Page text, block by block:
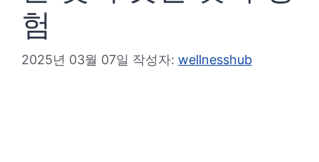
험
2025년 03월 07일 작성자: wellnesshub